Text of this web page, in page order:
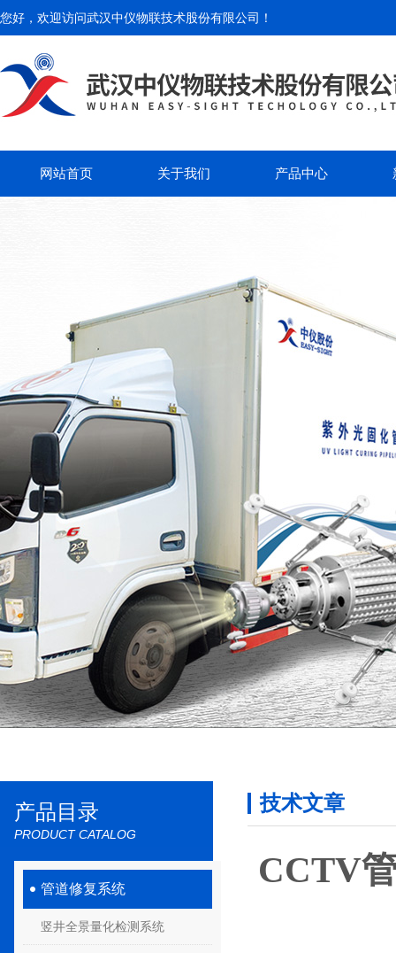
您好，欢迎访问武汉中仪物联技术股份有限公司 ！
网站首页 关于我们 产品中心
产品目录
PRODUCT CATALOG
管道修复系统
竖井全景量化检测系统
技术文章
CCTV